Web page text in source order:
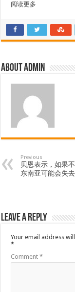
阅读更多
About admin
Previous
贝恩表示，如果
东南亚可能会失
Leave a Reply
Your email address
*
Comment*